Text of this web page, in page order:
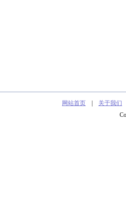
网站首页 关于我们